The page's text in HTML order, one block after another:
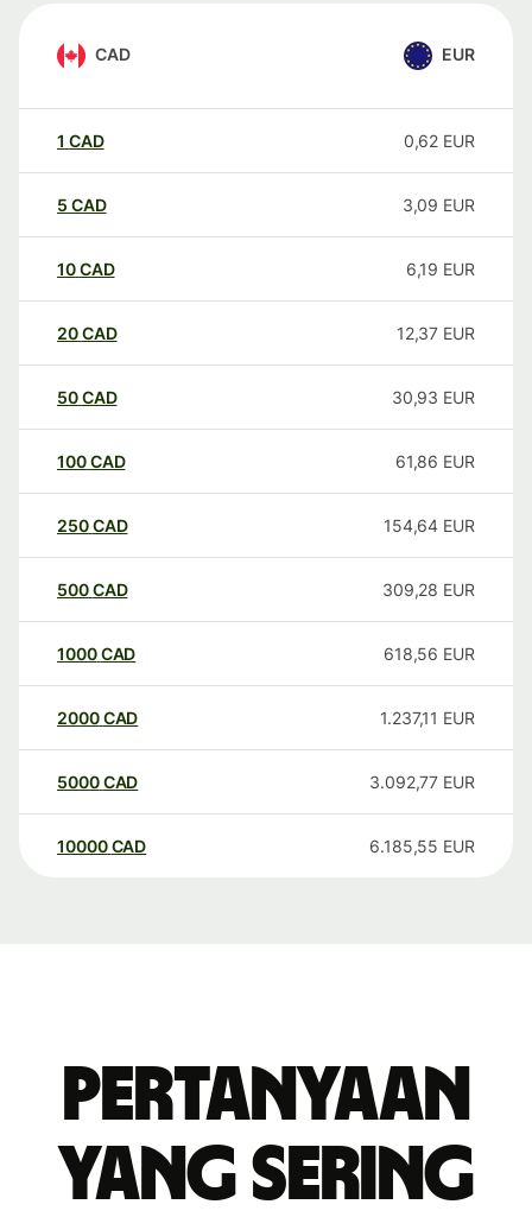
CAD EUR
1 CAD 0,62 EUR
5 CAD 3,09 EUR
10CAD 6,19 EUR
20CAD 12,37 EUR
50CAD 30,93 EUR
100CAD 61,86 EUR
250CAD 154,64 EUR
500CAD 309,28 EUR
1000CAD 618,56 EUR
2000CAD 1.237,11 EUR
5000CAD 3.092,77 EUR
10000 CAD 6.185,55 EUR
Pertanyaan
yang sering